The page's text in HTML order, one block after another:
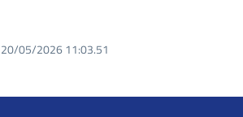
20/05/2026 11:03.51